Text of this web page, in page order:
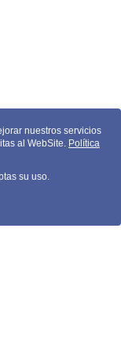
nuestros servicios
al WebSite. Política
su uso.